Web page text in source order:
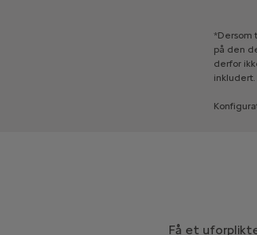
*Dersom
på den
derfor
inkludert.
Få et